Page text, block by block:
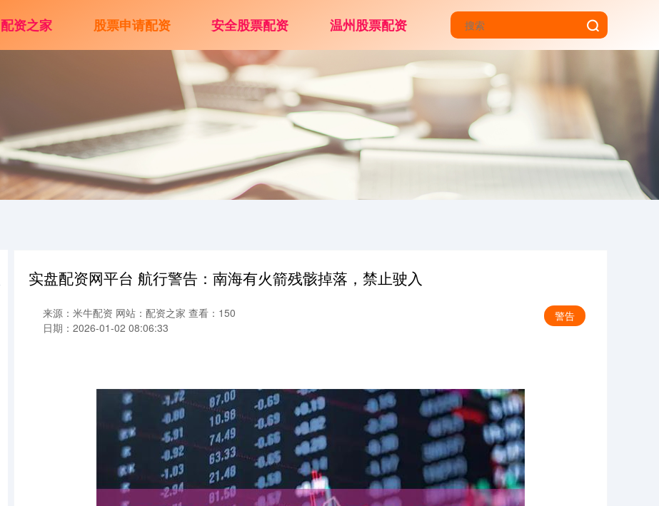
配资之家 股票申请配资 安全股票配资 温州股票配资
实盘配资网平台 航行警告：南海有火箭残骸掉落，禁止驶入
警告
来源：米牛配资 网站：配资之家 查看：150
日期：2026-01-02 08:06:33